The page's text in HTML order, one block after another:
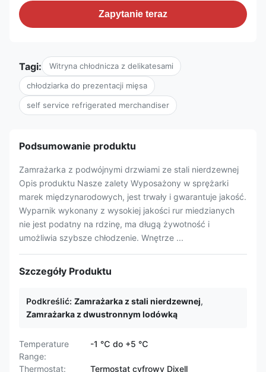
Zapytanie teraz
Tagi: Witryna chłodnicza z delikatesami
chłodziarka do prezentacji mięsa
self service refrigerated merchandiser
Podsumowanie produktu
Zamrażarka z podwójnymi drzwiami ze stali nierdzewnej
Opis produktu Nasze zalety Wyposażony w sprężarki
marek międzynarodowych, jest trwały i gwarantuje jakość.
Wyparnik wykonany z wysokiej jakości rur miedzianych
nie jest podatny na rdzinę, ma długą żywotność i
umożliwia szybsze chłodzenie. Wnętrze ...
Szczegóły Produktu
Podkreślić: Zamrażarka z stali nierdzewnej,
Zamrażarka z dwustronnym lodówką
Temperature
Range:
-1 ℃ do +5 ℃
Thermostat:
Termostat cyfrowy Dixell